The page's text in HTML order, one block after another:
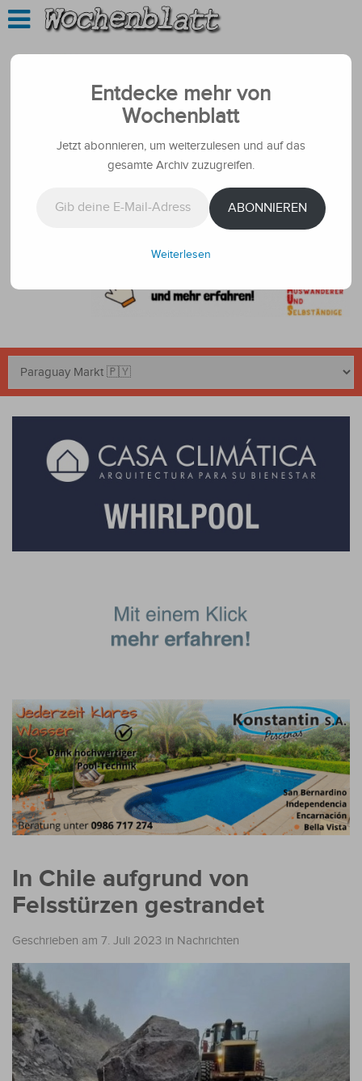
In Chile aufgrund von
Felsstürzen gestrandet
Geschrieben am 7. Juli 2023 in Nachrichten
Entdecke mehr von
Wochenblatt
Jetzt abonnieren, um weiterzulesen und auf das
gesamte Archiv zuzugreifen.
ABONNIEREN
Weiterlesen